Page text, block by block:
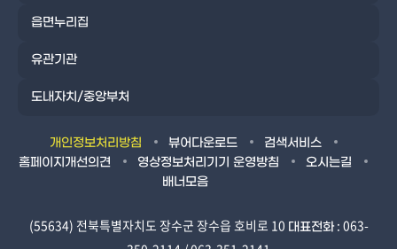
읍면누리집
유관기관
도내자치/중앙부처
개인정보처리방침 뷰어다운로드
검색서비스
홈페이지개선의견
영상정보처리기기 운영방침
오시는길
배너모음
(55634) 전북특별자치도 장수군 장수읍 호비로 10 대표전화: 063-